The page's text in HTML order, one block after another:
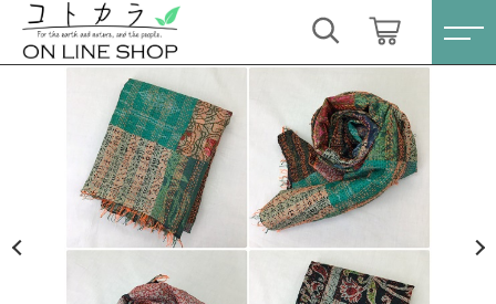
カートに商品を追加しました
【お値下げ】カンタ刺繍 シルクストール
〔13〕
数量
9,350円（税込）
ログイン / 会員登録
お気に入り
すべての商品
スキンケア・石鹸
HINOKI（土佐ヒノキ）シリーズ
キーワード検索
こだわり検索
親カテゴリ